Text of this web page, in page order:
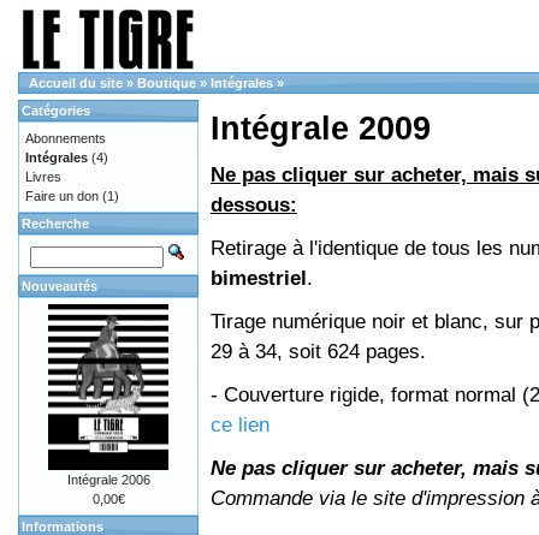
Accueil du site » Boutique » Intégrales »
Intégrale 2009
Ne pas cliquer sur acheter, mais
dessous:
Retirage à l'identique de tous les
bimestriel.
Tirage numérique noir et blanc, sur
29 à 34, soit 624 pages.
- Couverture rigide, format normal
ce lien
Ne pas cliquer sur acheter, mais
Commande via le site d'impression
Catégories
Abonnements
Intégrales (4)
Livres
Faire un don (1)
Recherche
Nouveautés
Intégrale 2006
0,00€
Informations